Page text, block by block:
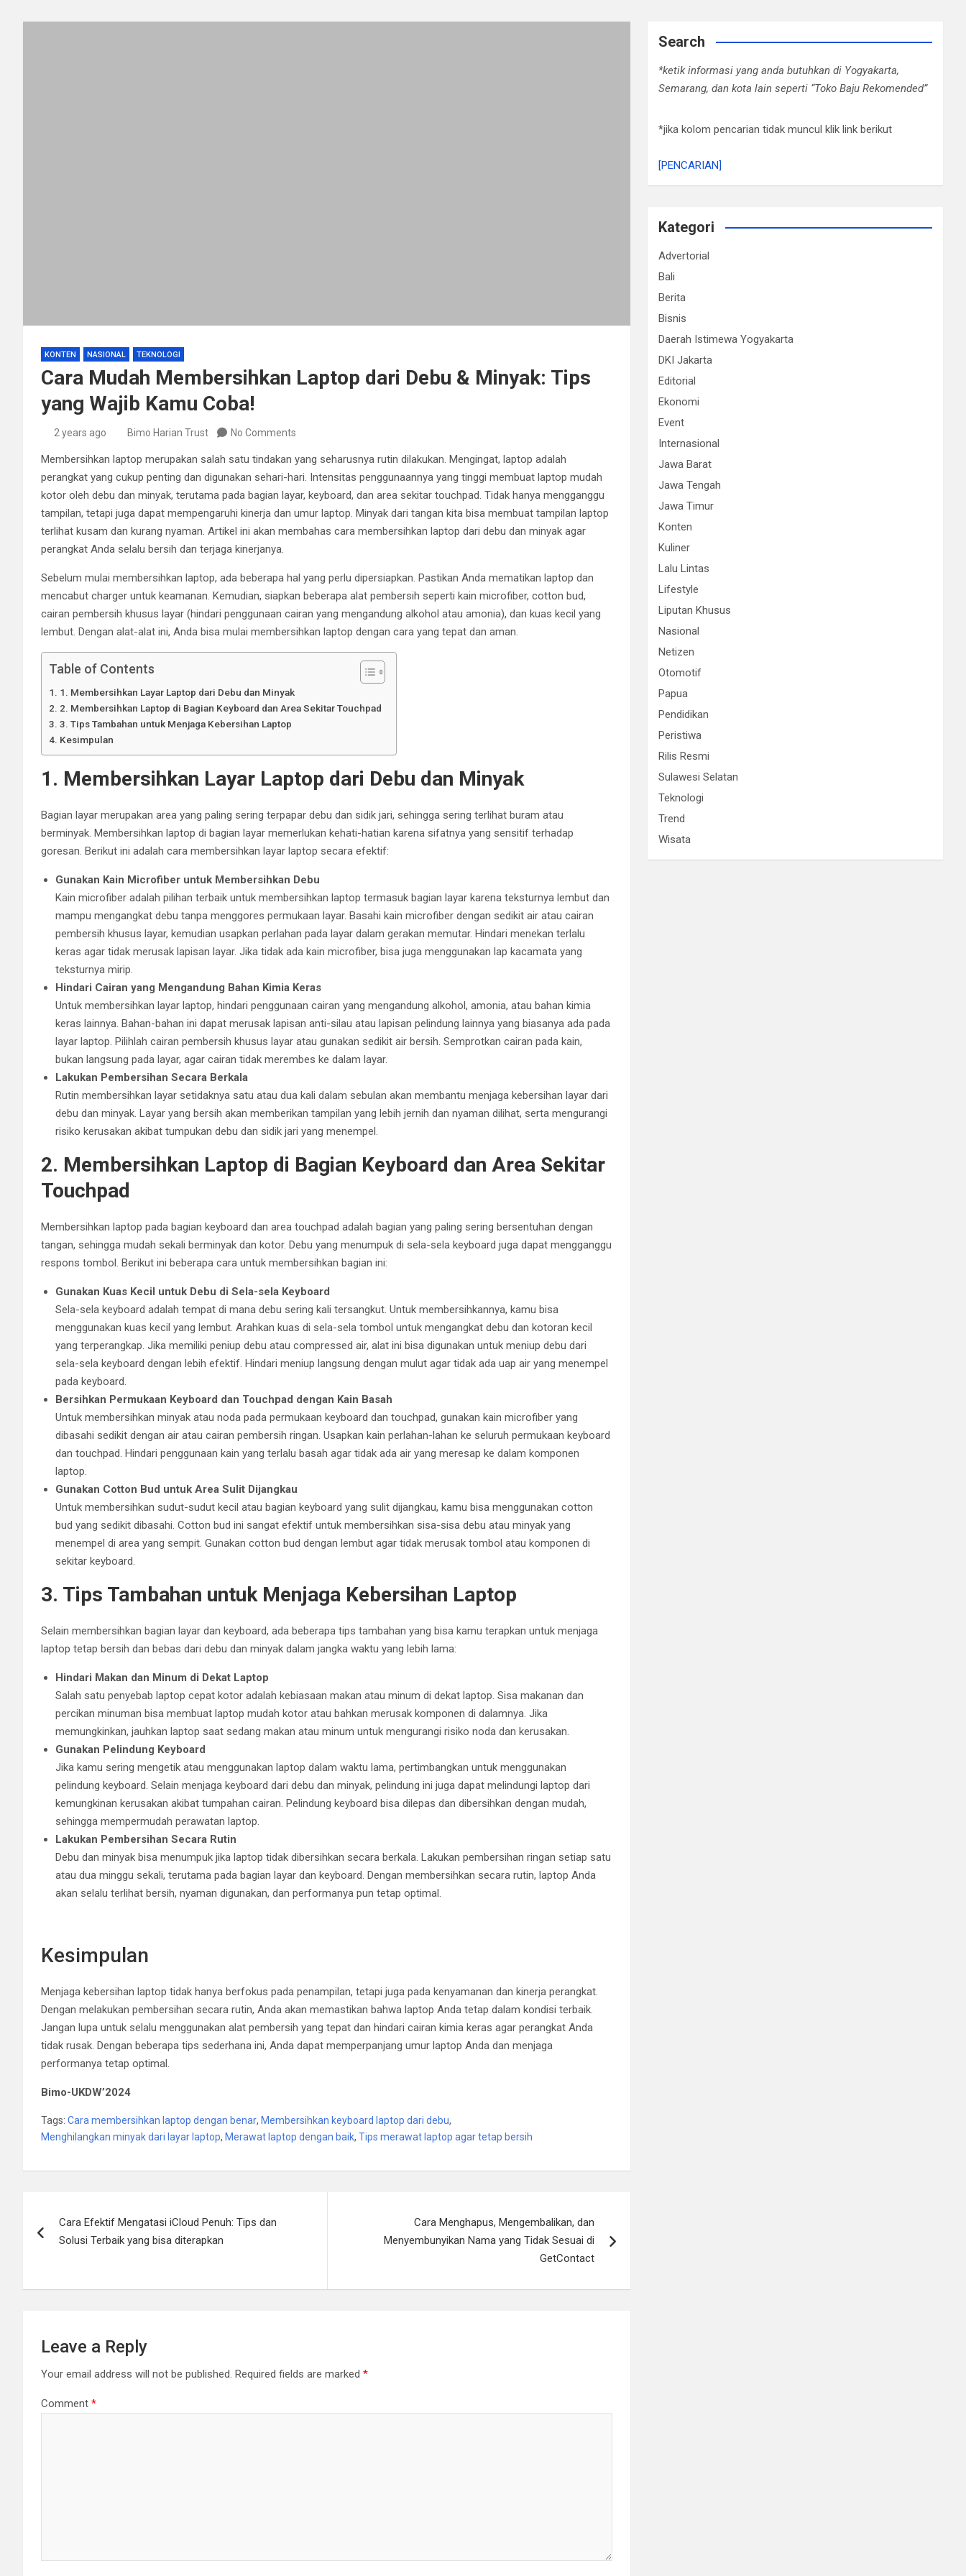
KONTEN NASIONAL TEKNOLOGI
Cara Mudah Membersihkan Laptop dari Debu & Minyak: Tips
yang Wajib Kamu Coba!
2 years ago Bimo Harian Trust No Comments
Membersihkan laptop merupakan salah satu tindakan yang seharusnya rutin dilakukan. Mengingat, laptop adalah
perangkat yang cukup penting dan digunakan sehari-hari. Intensitas penggunaannya yang tinggi membuat laptop mudah
kotor oleh debu dan minyak, terutama pada bagian layar, keyboard, dan area sekitar touchpad. Tidak hanya mengganggu
tampilan, tetapi juga dapat mempengaruhi kinerja dan umur laptop. Minyak dari tangan kita bisa membuat tampilan laptop
terlihat kusam dan kurang nyaman. Artikel ini akan membahas cara membersihkan laptop dari debu dan minyak agar
perangkat Anda selalu bersih dan terjaga kinerjanya.
Sebelum mulai membersihkan laptop, ada beberapa hal yang perlu dipersiapkan. Pastikan Anda mematikan laptop dan
mencabut charger untuk keamanan. Kemudian, siapkan beberapa alat pembersih seperti kain microfiber, cotton bud,
cairan pembersih khusus layar (hindari penggunaan cairan yang mengandung alkohol atau amonia), dan kuas kecil yang
lembut. Dengan alat-alat ini, Anda bisa mulai membersihkan laptop dengan cara yang tepat dan aman.
Table of Contents
1. Membersihkan Layar Laptop dari Debu dan Minyak
2. Membersihkan Laptop di Bagian Keyboard dan Area Sekitar Touchpad
3. Tips Tambahan untuk Menjaga Kebersihan Laptop
Kesimpulan
1. Membersihkan Layar Laptop dari Debu dan Minyak
Bagian layar merupakan area yang paling sering terpapar debu dan sidik jari, sehingga sering terlihat buram atau
berminyak. Membersihkan laptop di bagian layar memerlukan kehati-hatian karena sifatnya yang sensitif terhadap
goresan. Berikut ini adalah cara membersihkan layar laptop secara efektif:
Gunakan Kain Microfiber untuk Membersihkan Debu
Kain microfiber adalah pilihan terbaik untuk membersihkan laptop termasuk bagian layar karena teksturnya lembut dan
mampu mengangkat debu tanpa menggores permukaan layar. Basahi kain microfiber dengan sedikit air atau cairan
pembersih khusus layar, kemudian usapkan perlahan pada layar dalam gerakan memutar. Hindari menekan terlalu
keras agar tidak merusak lapisan layar. Jika tidak ada kain microfiber, bisa juga menggunakan lap kacamata yang
teksturnya mirip.
Hindari Cairan yang Mengandung Bahan Kimia Keras
Untuk membersihkan layar laptop, hindari penggunaan cairan yang mengandung alkohol, amonia, atau bahan kimia
keras lainnya. Bahan-bahan ini dapat merusak lapisan anti-silau atau lapisan pelindung lainnya yang biasanya ada pada
layar laptop. Pilihlah cairan pembersih khusus layar atau gunakan sedikit air bersih. Semprotkan cairan pada kain,
bukan langsung pada layar, agar cairan tidak merembes ke dalam layar.
Lakukan Pembersihan Secara Berkala
Rutin membersihkan layar setidaknya satu atau dua kali dalam sebulan akan membantu menjaga kebersihan layar dari
debu dan minyak. Layar yang bersih akan memberikan tampilan yang lebih jernih dan nyaman dilihat, serta mengurangi
risiko kerusakan akibat tumpukan debu dan sidik jari yang menempel.
2. Membersihkan Laptop di Bagian Keyboard dan Area Sekitar
Touchpad
Membersihkan laptop pada bagian keyboard dan area touchpad adalah bagian yang paling sering bersentuhan dengan
tangan, sehingga mudah sekali berminyak dan kotor. Debu yang menumpuk di sela-sela keyboard juga dapat mengganggu
respons tombol. Berikut ini beberapa cara untuk membersihkan bagian ini:
Gunakan Kuas Kecil untuk Debu di Sela-sela Keyboard
Sela-sela keyboard adalah tempat di mana debu sering kali tersangkut. Untuk membersihkannya, kamu bisa
menggunakan kuas kecil yang lembut. Arahkan kuas di sela-sela tombol untuk mengangkat debu dan kotoran kecil
yang terperangkap. Jika memiliki peniup debu atau compressed air, alat ini bisa digunakan untuk meniup debu dari
sela-sela keyboard dengan lebih efektif. Hindari meniup langsung dengan mulut agar tidak ada uap air yang menempel
pada keyboard.
Bersihkan Permukaan Keyboard dan Touchpad dengan Kain Basah
Untuk membersihkan minyak atau noda pada permukaan keyboard dan touchpad, gunakan kain microfiber yang
dibasahi sedikit dengan air atau cairan pembersih ringan. Usapkan kain perlahan-lahan ke seluruh permukaan keyboard
dan touchpad. Hindari penggunaan kain yang terlalu basah agar tidak ada air yang meresap ke dalam komponen
laptop.
Gunakan Cotton Bud untuk Area Sulit Dijangkau
Untuk membersihkan sudut-sudut kecil atau bagian keyboard yang sulit dijangkau, kamu bisa menggunakan cotton
bud yang sedikit dibasahi. Cotton bud ini sangat efektif untuk membersihkan sisa-sisa debu atau minyak yang
menempel di area yang sempit. Gunakan cotton bud dengan lembut agar tidak merusak tombol atau komponen di
sekitar keyboard.
3. Tips Tambahan untuk Menjaga Kebersihan Laptop
Selain membersihkan bagian layar dan keyboard, ada beberapa tips tambahan yang bisa kamu terapkan untuk menjaga
laptop tetap bersih dan bebas dari debu dan minyak dalam jangka waktu yang lebih lama:
Hindari Makan dan Minum di Dekat Laptop
Salah satu penyebab laptop cepat kotor adalah kebiasaan makan atau minum di dekat laptop. Sisa makanan dan
percikan minuman bisa membuat laptop mudah kotor atau bahkan merusak komponen di dalamnya. Jika
memungkinkan, jauhkan laptop saat sedang makan atau minum untuk mengurangi risiko noda dan kerusakan.
Gunakan Pelindung Keyboard
Jika kamu sering mengetik atau menggunakan laptop dalam waktu lama, pertimbangkan untuk menggunakan
pelindung keyboard. Selain menjaga keyboard dari debu dan minyak, pelindung ini juga dapat melindungi laptop dari
kemungkinan kerusakan akibat tumpahan cairan. Pelindung keyboard bisa dilepas dan dibersihkan dengan mudah,
sehingga mempermudah perawatan laptop.
Lakukan Pembersihan Secara Rutin
Debu dan minyak bisa menumpuk jika laptop tidak dibersihkan secara berkala. Lakukan pembersihan ringan setiap satu
atau dua minggu sekali, terutama pada bagian layar dan keyboard. Dengan membersihkan secara rutin, laptop Anda
akan selalu terlihat bersih, nyaman digunakan, dan performanya pun tetap optimal.
Kesimpulan
Menjaga kebersihan laptop tidak hanya berfokus pada penampilan, tetapi juga pada kenyamanan dan kinerja perangkat.
Dengan melakukan pembersihan secara rutin, Anda akan memastikan bahwa laptop Anda tetap dalam kondisi terbaik.
Jangan lupa untuk selalu menggunakan alat pembersih yang tepat dan hindari cairan kimia keras agar perangkat Anda
tidak rusak. Dengan beberapa tips sederhana ini, Anda dapat memperpanjang umur laptop Anda dan menjaga
performanya tetap optimal.
Bimo-UKDW’2024
Tags: Cara membersihkan laptop dengan benar, Membersihkan keyboard laptop dari debu,
Menghilangkan minyak dari layar laptop, Merawat laptop dengan baik, Tips merawat laptop agar tetap bersih
navigation
Cara Efektif Mengatasi iCloud Penuh: Tips dan
Solusi Terbaik yang bisa diterapkan
Cara Menghapus, Mengembalikan, dan
Menyembunyikan Nama yang Tidak Sesuai di
GetContact
Leave a Reply
Your email address will not be published. Required fields are marked *
Comment *
Search
*ketik informasi yang anda butuhkan di Yogyakarta,
Semarang, dan kota lain seperti “Toko Baju Rekomended”
*jika kolom pencarian tidak muncul klik link berikut
[PENCARIAN]
Kategori
Advertorial
Bali
Berita
Bisnis
Daerah Istimewa Yogyakarta
DKI Jakarta
Editorial
Ekonomi
Event
Internasional
Jawa Barat
Jawa Tengah
Jawa Timur
Konten
Kuliner
Lalu Lintas
Lifestyle
Liputan Khusus
Nasional
Netizen
Otomotif
Papua
Pendidikan
Peristiwa
Rilis Resmi
Sulawesi Selatan
Teknologi
Trend
Wisata